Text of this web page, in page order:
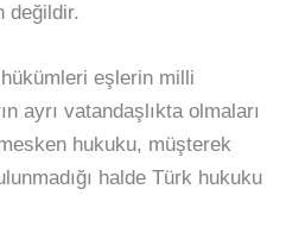
değildir.
eşlerin milli
ayrı vatandaşlıkta olmaları
hukuku, müşterek
halde Türk hukuku